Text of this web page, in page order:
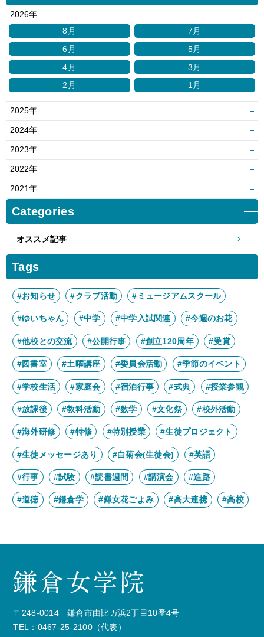
2026年
8月
7月
6月
5月
4月
3月
2月
1月
2025年
6月
5月
4月
3月
2月
2024年
6月
5月
2月
2023年
4月
2月
1月
2022年
8月
7月
6月
2021年
10月
9月
8月
4月
3月
2月
1月
Categories
オススメ記事
Tags
#お知らせ #クラブ活動 #ミュージアムスクール
#ゆいちゃん #中学 #中学入試関連 #今週のお花
#他校との交流 #公開行事 #創立120周年 #受賞
#図書室 #土曜講座 #委員会活動 #季節のイベント
#学校生活 #家庭会 #宿泊行事 #式典 #授業参観
#放課後 #教科活動 #数学 #文化祭 #校外活動
#海外研修 #特修 #特別授業 #生徒プロジェクト
#生徒メッセージあり #白菊会(生徒会) #英語
#行事 #試験 #読書週間 #講演会 #進路
#道徳 #鎌倉学 #鎌女花ごよみ #高大連携 #高校
〒248-0014 鎌倉市由比ガ浜2丁目10番4号
TEL：0467-25-2100（代表）